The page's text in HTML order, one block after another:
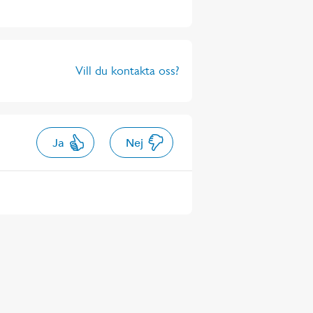
Vill du kontakta oss?
Ja Nej